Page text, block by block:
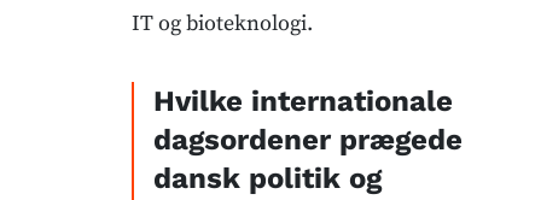
IT og bioteknologi.
Hvilke internationale
dagsordener prægede
dansk politik og